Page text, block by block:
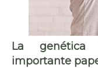
La genética
importante